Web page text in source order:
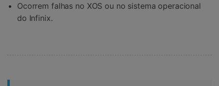
Ocorrem falhas no XOS ou no sistema operacional
do Infinix.